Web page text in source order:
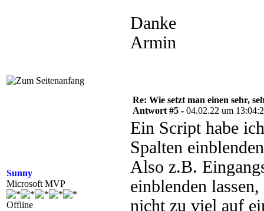
Danke
Armin
Sunny
Microsoft MVP
Offline
Re: Wie setzt man einen sehr,
Antwort #5 - 04.02.22 um
Ein Script habe
Spalten
Also z.B.
einblenden
nicht zu viel auf